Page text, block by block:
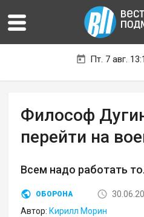
Пт. 7 авг.
Философ
перейти на
Всем надо работать
ОБОРОНА
Автор: Кирилл Морин